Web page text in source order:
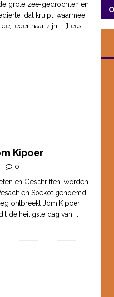
grote zee-gedrochten en
dat kruipt, waarmee
ieder naar zijn ... [Lees
Kipoer
0
en Geschriften, worden
en Soekot genoemd.
ontbreekt Jom Kipoer
de heiligste dag van